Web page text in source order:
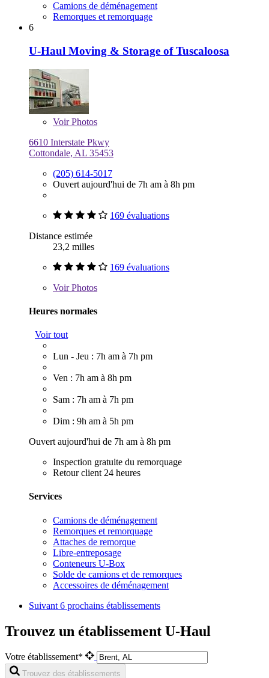
Camions de déménagement
Remorques et remorquage
6
U-Haul Moving & Storage of Tuscaloosa
VoirPhotos
6610 Interstate Pkwy
Cottondale, AL 35453
(205) 614-5017
Ouvert aujourd'hui de 7h am à 8h pm
169 évaluations
Distance estimée
23,2 milles
169 évaluations
VoirPhotos
Heures normales
Voir tout
Lun - Jeu : 7h am à 7h pm
Ven : 7h am à 8h pm
Sam : 7h am à 7h pm
Dim : 9h am à 5h pm
Ouvert aujourd'hui de 7h am à 8h pm
Inspection gratuite du remorquage
Retour client 24 heures
Services
Camions de déménagement
Remorques et remorquage
Attaches de remorque
Libre-entreposage
Conteneurs U-Box
Solde de camions et de remorques
Accessoires de déménagement
Suivant 6 prochains établissements
Trouvez un établissement U-Haul
Votre établissement*
Trouvez des établissements